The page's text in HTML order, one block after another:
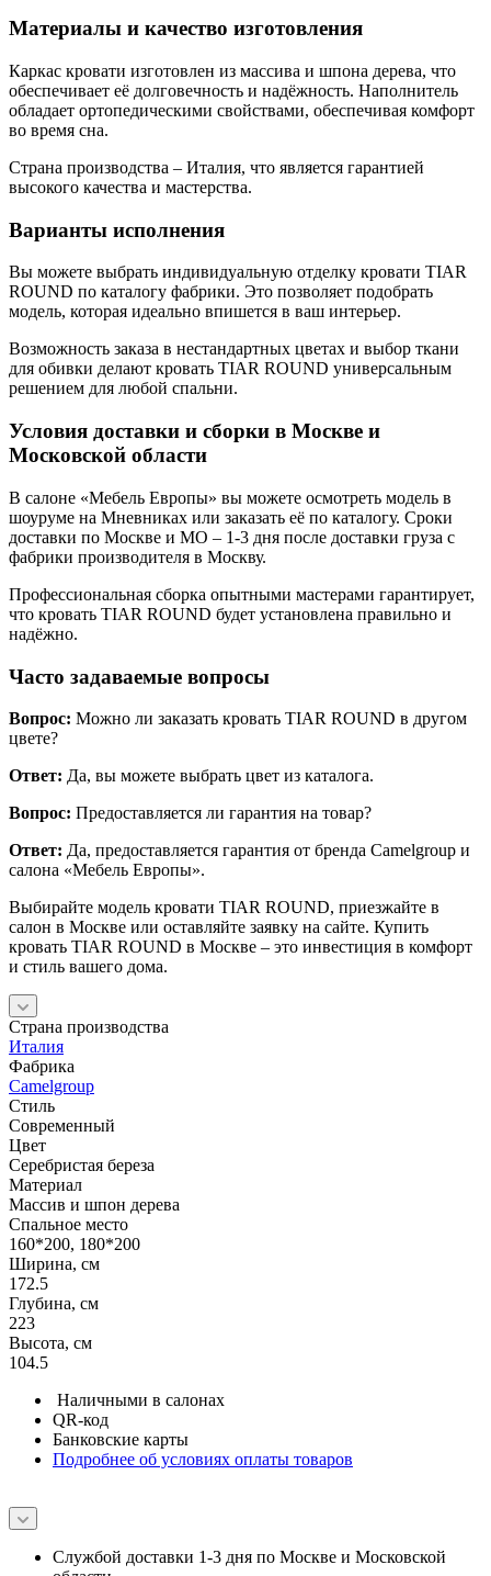
Материалы и качество изготовления
Каркас кровати изготовлен из массива и шпона дерева, что
обеспечивает её долговечность и надёжность. Наполнитель
обладает ортопедическими свойствами, обеспечивая комфорт
во время сна.
Страна производства – Италия, что является гарантией
высокого качества и мастерства.
Варианты исполнения
Вы можете выбрать индивидуальную отделку кровати TIAR
ROUND по каталогу фабрики. Это позволяет подобрать
модель, которая идеально впишется в ваш интерьер.
Возможность заказа в нестандартных цветах и выбор ткани
для обивки делают кровать TIAR ROUND универсальным
решением для любой спальни.
Условия доставки и сборки в Москве и
Московской области
В салоне «Мебель Европы» вы можете осмотреть модель в
шоуруме на Мневниках или заказать её по каталогу. Сроки
доставки по Москве и МО – 1-3 дня после доставки груза с
фабрики производителя в Москву.
Профессиональная сборка опытными мастерами гарантирует,
что кровать TIAR ROUND будет установлена правильно и
надёжно.
Часто задаваемые вопросы
Вопрос: Можно ли заказать кровать TIAR ROUND в другом
цвете?
Ответ: Да, вы можете выбрать цвет из каталога.
Вопрос: Предоставляется ли гарантия на товар?
Ответ: Да, предоставляется гарантия от бренда Camelgroup и
салона «Мебель Европы».
Выбирайте модель кровати TIAR ROUND, приезжайте в
салон в Москве или оставляйте заявку на сайте. Купить
кровать TIAR ROUND в Москве – это инвестиция в комфорт
и стиль вашего дома.
Страна производства
Италия
Фабрика
Camelgroup
Стиль
Современный
Цвет
Серебристая береза
Материал
Массив и шпон дерева
Спальное место
160*200, 180*200
Ширина, см
172.5
Глубина, см
223
Высота, см
104.5
Наличными в салонах
QR-код
Банковские карты
Подробнее об условиях оплаты товаров
Службой доставки 1-3 дня по Москве и Московской